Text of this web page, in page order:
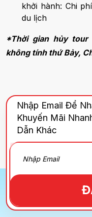
khởi hành: Chi
du lịch
*Thời gian hủy
không tính thứ Bảy,
Nhập Email Để
Khuyến Mãi
Dẫn Khác